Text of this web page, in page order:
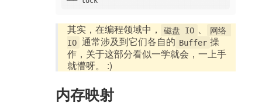
其实，在编程领域中， 磁盘 IO 、
网络
IO 通常涉及到它们各自的 Buffer 操
作，关于这部分看似一学就会，一上手
就懵呀。 :)
内存映射